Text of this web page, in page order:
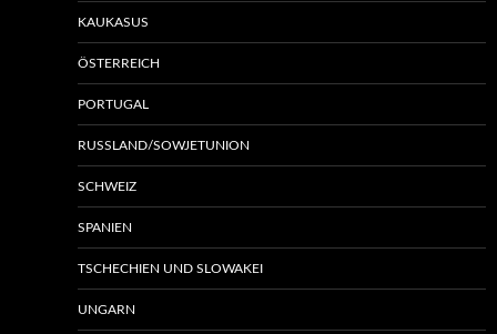
KAUKASUS
ÖSTERREICH
PORTUGAL
RUSSLAND/SOWJETUNION
SCHWEIZ
SPANIEN
TSCHECHIEN UND SLOWAKEI
UNGARN